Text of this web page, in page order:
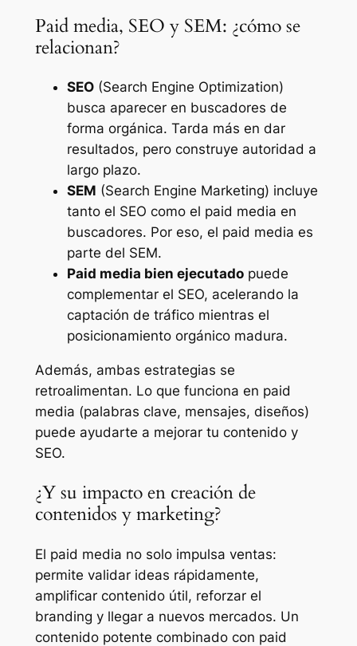
Paid media, SEO y SEM: ¿cómo se
relacionan?
SEO(Search Engine Optimization)
busca aparecer en buscadores de
forma orgánica. Tarda más en dar
resultados, pero construye autoridad a
largo plazo.
SEM (Search Engine Marketing) incluye
tanto el SEO como el paid media en
buscadores. Por eso, el paid media es
parte del SEM.
Paid media bien ejecutadopuede
complementar el SEO, acelerando la
captación de tráfico mientras el
posicionamiento orgánico madura.
Además, ambas estrategias se
retroalimentan. Lo que funciona en paid
media (palabras clave, mensajes, diseños)
puede ayudarte a mejorar tu contenido y
SEO.
¿Y su impacto en creación de
contenidos y marketing?
El paid media no solo impulsa ventas:
permite validar ideas rápidamente,
amplificar contenido útil, reforzar el
branding y llegar a nuevos mercados. Un
contenido potente combinado con paid